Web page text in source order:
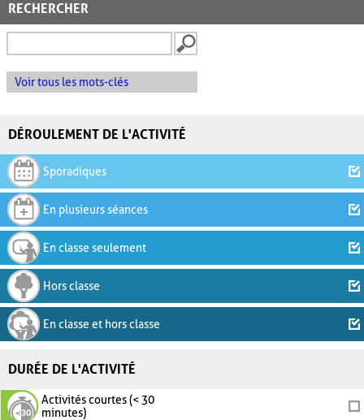
RECHERCHER
Voir tous les mots-clés
DÉROULEMENT DE L'ACTIVITÉ
Sporadiques
En plusieurs séances
En classe seulement
Hors classe
En classe et hors classe
DURÉE DE L'ACTIVITÉ
Activités courtes (< 30
minutes)